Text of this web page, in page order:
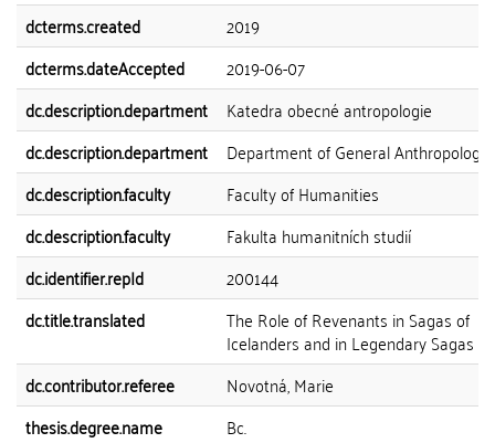
dcterms.created
2019
dcterms.dateAccepted
2019-06-07
dc.description.department
Katedra obecné antropologie
dc.description.department
Department of General Anthropology
dc.description.faculty
Faculty of Humanities
dc.description.faculty
Fakulta humanitních studií
dc.identifier.repId
200144
dc.title.translated
The Role of Revenants in Sagas of
Icelanders and in Legendary Sagas
dc.contributor.referee
Novotná, Marie
thesis.degree.name
Bc.